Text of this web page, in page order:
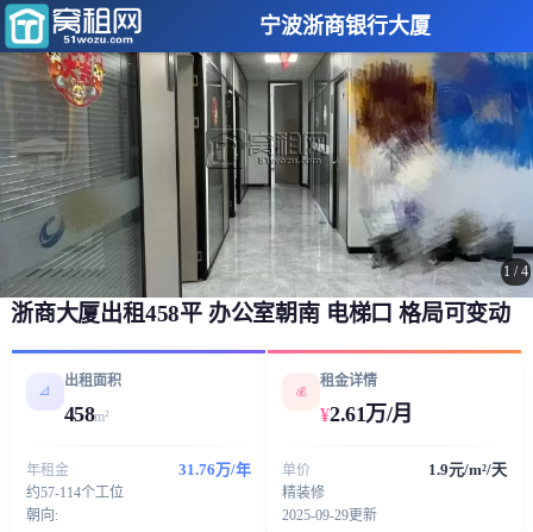
宁波浙商银行大厦
1 /4
浙商大厦出租458平 办公室朝南 电梯口 格局可变动
📐
出租面积
458m²
年租金 31.76万/年
约57-114个工位
朝向:
💰
租金详情
¥2.61万/月
单价 1.9元/m²/天
精装修
2025-09-29更新